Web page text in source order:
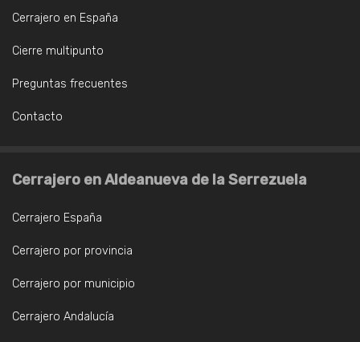
Cerrajero en España
Cierre multipunto
Preguntas frecuentes
Contacto
Cerrajero en Aldeanueva de la Serrezuela
Cerrajero España
Cerrajero por provincia
Cerrajero por municipio
Cerrajero Andalucía